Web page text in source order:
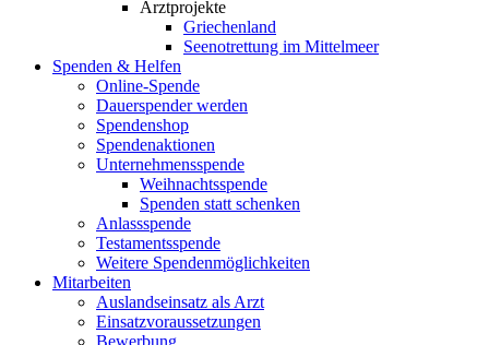
Arztprojekte
Griechenland
Seenotrettung im Mittelmeer
Spenden & Helfen
Online-Spende
Dauerspender werden
Spendenshop
Spendenaktionen
Unternehmens­spende
Weihnachtsspende
Spenden statt schenken
Anlassspende
Testamentsspende
Weitere Spenden­möglichkeiten
Mitarbeiten
Auslandseinsatz als Arzt
Einsatzvoraussetzungen
Bewerbung